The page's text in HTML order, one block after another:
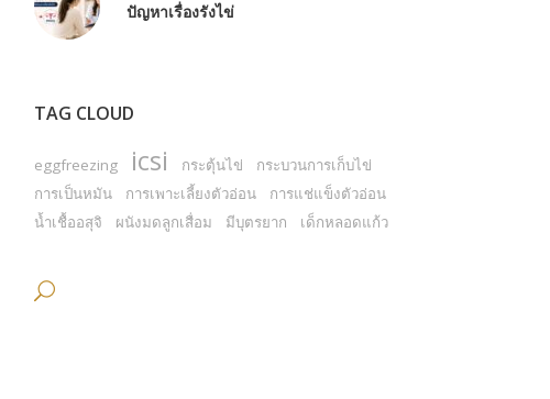
ปัญหาเรื่องรังไข่
TAG CLOUD
eggfreezing icsi กระตุ้นไข่
กระบวนการเก็บไข่
การเป็นหมัน
การเพาะเลี้ยงตัวอ่อน
การแช่แข็งตัวอ่อน
น้ำเชื้ออสุจิ
ผนังมดลูกเสื่อม มีบุตรยาก เด็กหลอดแก้ว